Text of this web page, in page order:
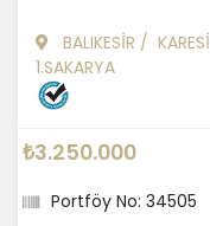
BALIKESİR / KARESİ
1.SAKARYA
₺3.250.000
Portföy No: 34505